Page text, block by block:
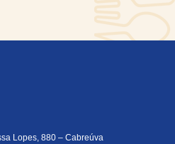
Lopes, 880 – Cabreúva